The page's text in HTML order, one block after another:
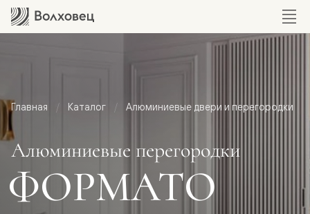
Главная Каталог Алюминиевые двери и перегородки
Алюминиевые перегородки
ФОРМАТО